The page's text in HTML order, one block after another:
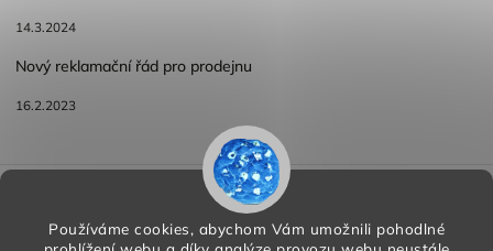
Používáme cookies, abychom Vám umožnili pohodlné
14.3.2024
Nový reklamační řád pro prodejnu
16.2.2023
Reklamace a vracení zboží
Podmínky ochrany osobních údajů